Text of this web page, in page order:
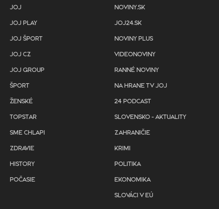
JOJ
JOJ PLAY
JOJ ŠPORT
JOJ CZ
JOJ GROUP
ŠPORT
ŽENSKÉ
TOPSTAR
SME CHLAPI
ZDRAVIE
HISTORY
POČASIE
NOVINY.SK
JOJ24.SK
NOVINY PLUS
VIDEONOVINY
RANNÉ NOVINY
NA HRANE TV JOJ
24 PODCAST
SLOVENSKO - AKTUALITY
ZAHRANIČIE
KRIMI
POLITIKA
EKONOMIKA
SLOVÁCI V EÚ